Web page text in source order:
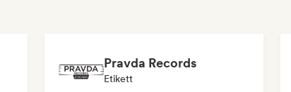
Pravda Records
Etikett